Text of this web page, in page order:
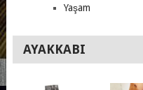
Yaşam
AYAKKABI